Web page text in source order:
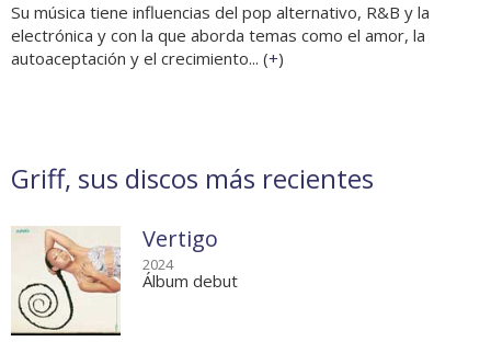
Su música tiene influencias del pop alternativo, R&B y la
electrónica y con la que aborda temas como el amor, la
autoaceptación y el crecimiento... (+)
Griff, sus discos más recientes
Vertigo
2024
Álbum debut